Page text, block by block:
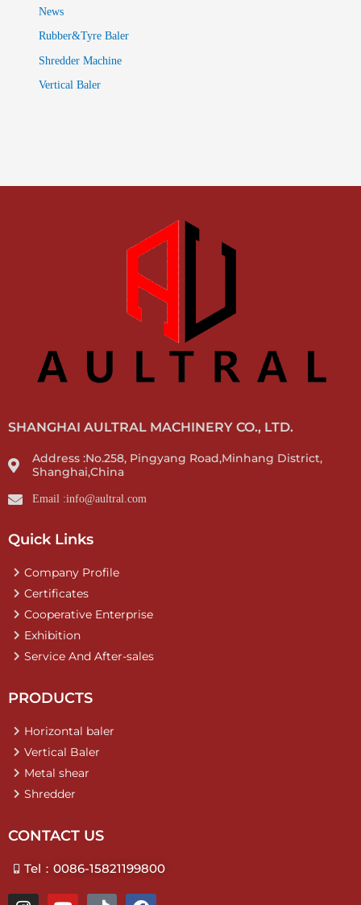
News
Rubber&Tyre Baler
Shredder Machine
Vertical Baler
SHANGHAI AULTRAL MACHINERY CO., LTD.
Address :No.258, Pingyang Road,Minhang District,
Shanghai,China
Email :info@aultral.com
Quick Links
Company Profile
Certificates
Cooperative Enterprise
Exhibition
Service And After-sales
PRODUCTS
Horizontal baler
Vertical Baler
Metal shear
Shredder
CONTACT US
Tel：0086-15821199800
I Y T F